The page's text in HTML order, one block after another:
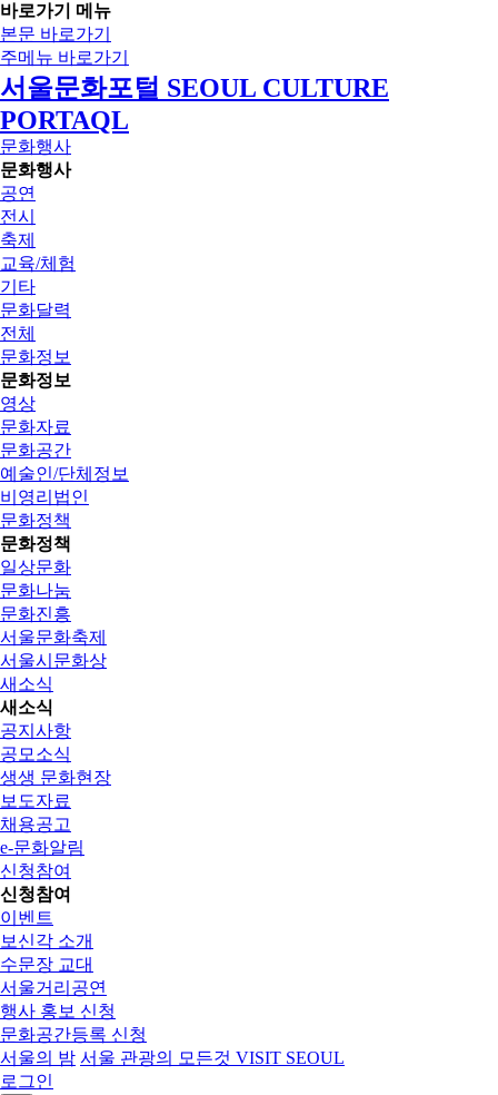
바로가기 메뉴
본문 바로가기
주메뉴 바로가기
서울문화포털 SEOUL CULTURE
PORTAQL
문화행사
문화행사
공연
전시
축제
교육/체험
기타
문화달력
전체
문화정보
문화정보
영상
문화자료
문화공간
예술인/단체정보
비영리법인
문화정책
문화정책
일상문화
문화나눔
문화진흥
서울문화축제
서울시문화상
새소식
새소식
공지사항
공모소식
생생 문화현장
보도자료
채용공고
e-문화알림
신청참여
신청참여
이벤트
보신각 소개
수문장 교대
서울거리공연
행사 홍보 신청
문화공간등록 신청
서울의 밤 서울 관광의 모든것 VISIT SEOUL
로그인